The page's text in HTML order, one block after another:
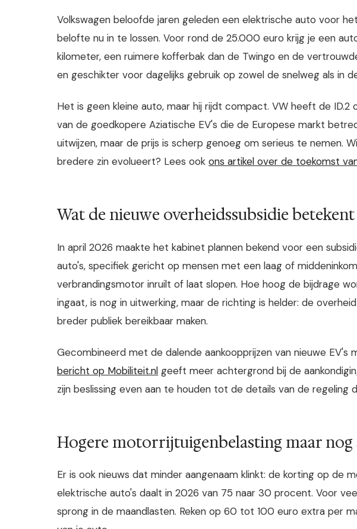
Volkswagen beloofde jaren geleden een elektrische auto voor
belofte nu in te lossen. Voor rond de 25.000 euro krijg je een
kilometer, een ruimere kofferbak dan de Twingo en de
en geschikter voor dagelijks gebruik op zowel de snelweg als in
Het is geen kleine auto, maar hij rijdt compact. VW heeft de
van de goedkopere Aziatische EV's die de Europese markt
uitwijzen, maar de prijs is scherp genoeg om serieus te nemen.
bredere zin evolueert? Lees ook ons artikel over de toekomst
Wat de nieuwe overheidssubsidie betekent
In april 2026 maakte het kabinet plannen bekend voor een
auto's, specifiek gericht op mensen met een laag of
verbrandingsmotor inruilt of laat slopen. Hoe hoog de bijdrage
ingaat, is nog in uitwerking, maar de richting is helder: de
breder publiek bereikbaar maken.
Gecombineerd met de dalende aankoopprijzen van nieuwe EV's
bericht op Mobiliteit.nl geeft meer achtergrond bij de
zijn beslissing even aan te houden tot de details van de regeling
Hogere motorrijtuigenbelasting maar nog
Er is ook nieuws dat minder aangenaam klinkt: de korting op de
elektrische auto's daalt in 2026 van 75 naar 30 procent. Voor
sprong in de maandlasten. Reken op 60 tot 100 euro extra per